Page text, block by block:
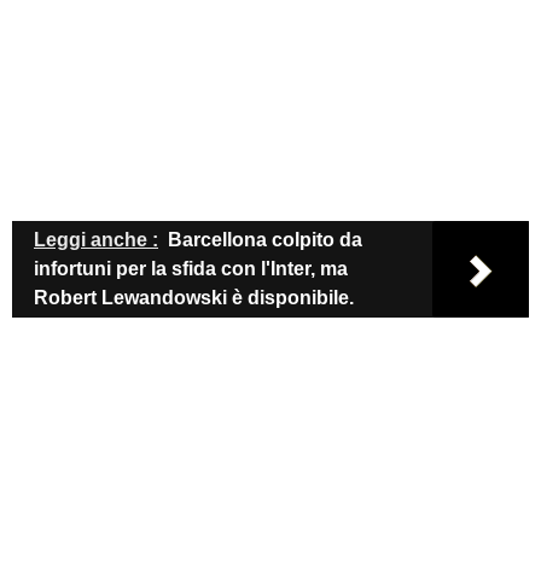
Leggi anche :
Barcellona colpito da
infortuni per la sfida con l'Inter, ma
Robert Lewandowski è disponibile.